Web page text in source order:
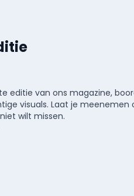
editie van ons magazine,
visuals. Laat je
wilt missen.